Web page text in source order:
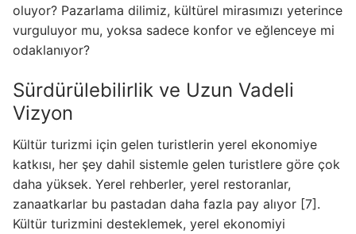
oluyor? Pazarlama dilimiz, kültürel mirasımızı yeterince
vurguluyor mu, yoksa sadece konfor ve eğlenceye mi
odaklanıyor?
Sürdürülebilirlik ve Uzun Vadeli
Vizyon
Kültür turizmi için gelen turistlerin yerel ekonomiye
katkısı, her şey dahil sistemle gelen turistlere göre çok
daha yüksek. Yerel rehberler, yerel restoranlar,
zanaatkarlar bu pastadan daha fazla pay alıyor [7].
Kültür turizmini desteklemek, yerel ekonomiyi